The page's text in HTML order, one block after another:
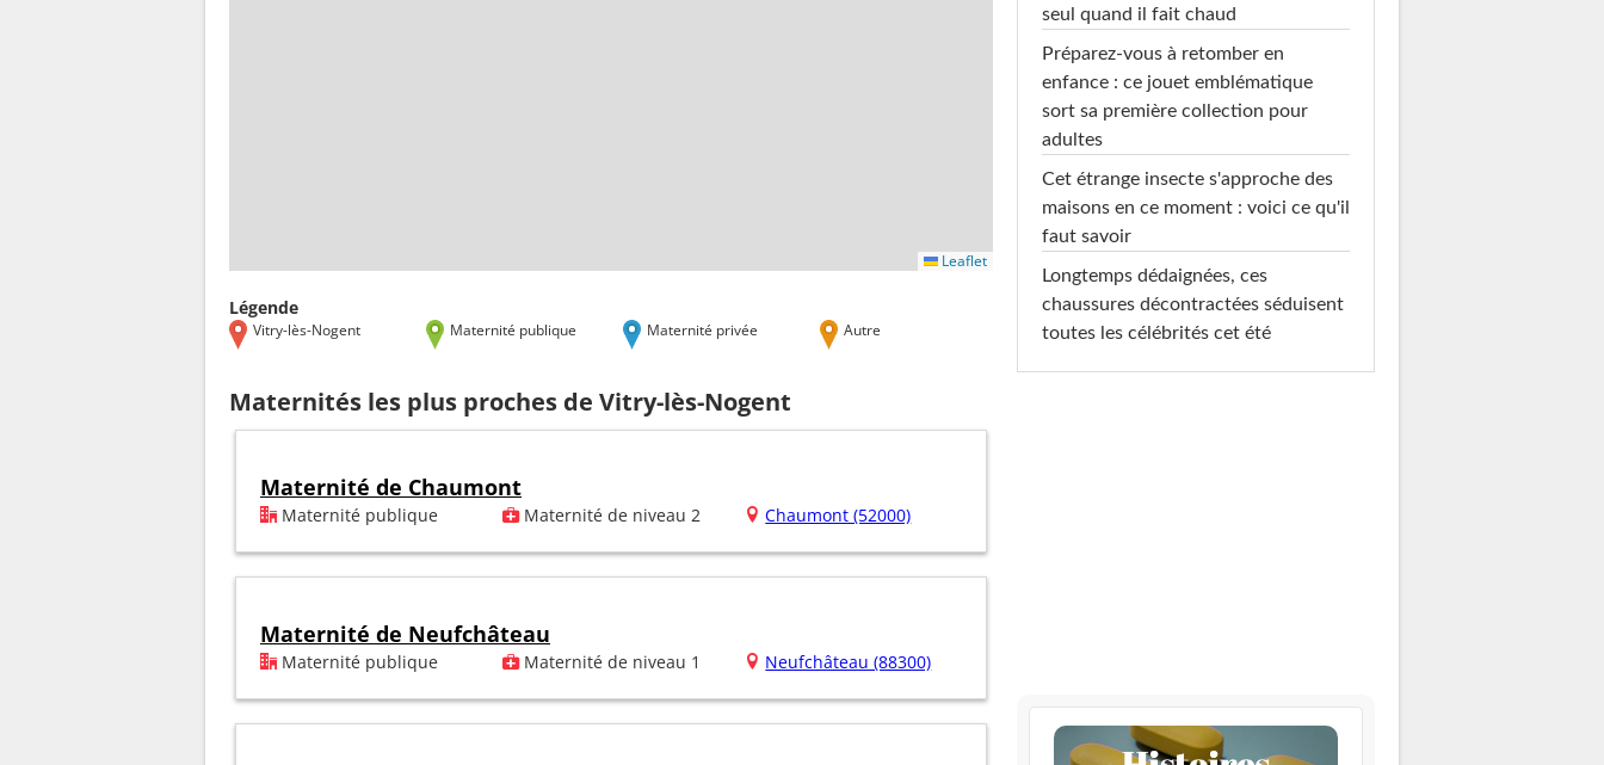
Leaflet
Légende
Vitry-lès-Nogent Maternité publique Maternité privée Autre
Maternités les plus proches de Vitry-lès-Nogent
Maternité de Chaumont
Maternité publique Maternité de niveau 2 Chaumont (52000)
Maternité de Neufchâteau
Maternité publique Maternité de niveau 1 Neufchâteau (88300)
seul quand il fait chaud
Préparez-vous à retomber en
enfance : ce jouet emblématique
sort sa première collection pour
adultes
Cet étrange insecte s'approche des
maisons en ce moment : voici ce qu'il
faut savoir
Longtemps dédaignées, ces
chaussures décontractées séduisent
toutes les célébrités cet été